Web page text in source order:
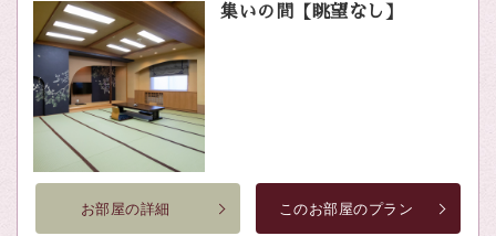
集いの間【眺望なし】
お部屋の詳細 このお部屋のプラン